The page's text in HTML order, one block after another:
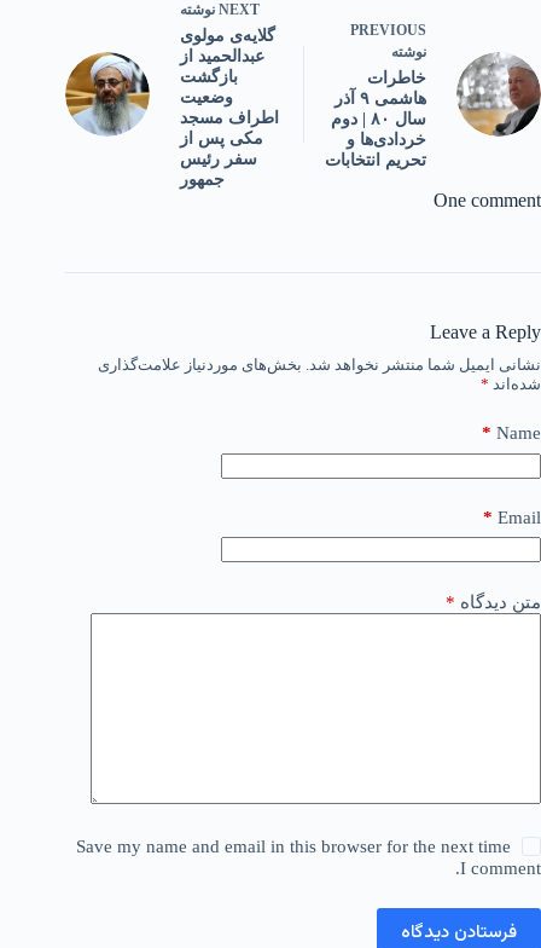
PREVIOUS
نوشته
خاطرات
هاشمی ۹ آذر
سال ۸۰ | دوم
خردادی‌ها و
تحریم انتخابات
NEXT نوشته
گلایه‌ی مولوی
عبدالحمید از
بازگشت
وضعیت
اطراف مسجد
مکی پس از
سفر رئیس
جمهور
One comment
Leave a Reply
نشانی ایمیل شما منتشر نخواهد شد. بخش‌های موردنیاز علامت‌گذاری
شده‌اند *
Name
*
Email
*
متن دیدگاه *
Save my name and email in this browser for the next time
I comment.
فرستادن دیدگاه